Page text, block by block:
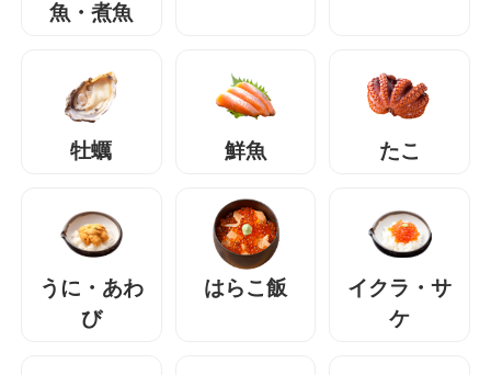
魚・煮魚
牡蠣 鮮魚 たこ
うに・あわ
び
はらこ飯
イクラ・サ
ケ